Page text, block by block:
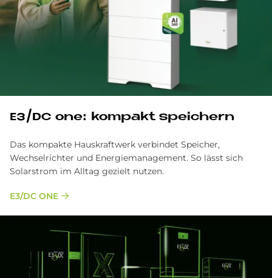
E3/DC one: kom­pakt spei­chern
Das kompakte Hauskraftwerk verbindet Speicher,
Wechselrichter und Energiemanagement. So lässt sich
Solarstrom im Alltag gezielt nutzen.
E3/DC ONE